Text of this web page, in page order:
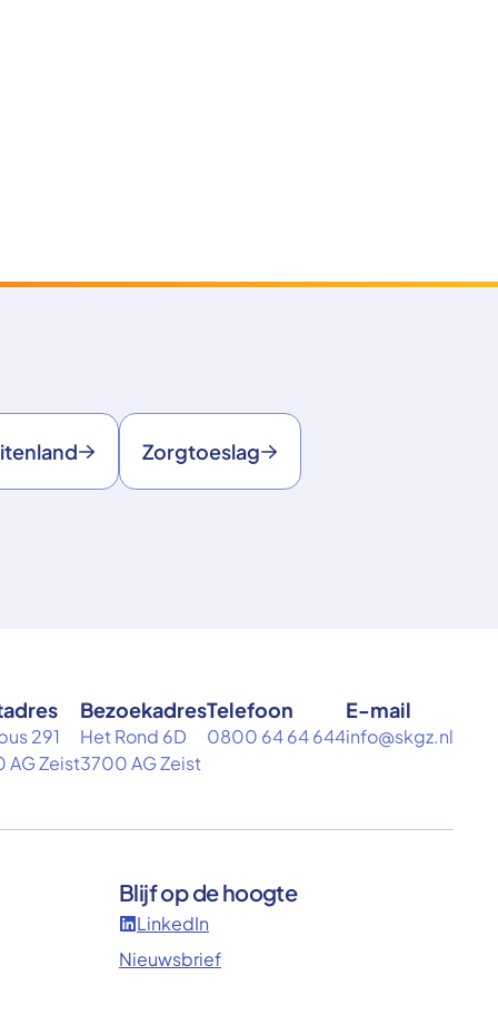
Zorgtoeslag
291
AG Zeist
Bezoekadres
Het Rond 6D
3700 AG Zeist
Telefoon
0800 64 64 644
E-mail
info@skgz.nl
Blijf op de hoogte
LinkedIn
Nieuwsbrief